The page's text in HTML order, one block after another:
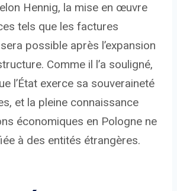
Hennig, la mise en œuvre
tels que les factures
possible après l’expansion
Comme il l’a souligné,
l’État exerce sa souveraineté
et la pleine connaissance
économiques en Pologne ne
à des entités étrangères.